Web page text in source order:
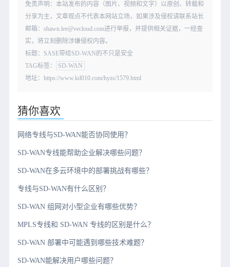
免责声明：本站发布的内容（图片、视频和文字）以原创、转载和
分享为主，文章观点不代表本网站立场，如果涉及侵权请联系站长
邮箱：shawn.lee@vecloud.com进行举报，并提供相关证据，一经查
实，将立刻删除涉嫌侵权内容。
标题：SASE带给SD-WAN的不只是安全
TAG标签：
SD-WAN
地址：https://www.kd010.com/hyzs/1579.html
猜你喜欢
网络专线与SD-WAN能否协同使用？
SD-WAN专线能帮助企业解决哪些问题？
SD-WAN在多云环境中的部署挑战有哪些？
专线与SD-WAN有什么区别？
SD-WAN 组网对小型企业有哪些优势？
MPLS专线和 SD-WAN 专线的区别是什么？
SD-WAN 部署中可能遇到哪些技术难题？
SD-WAN能解决用户哪些问题？